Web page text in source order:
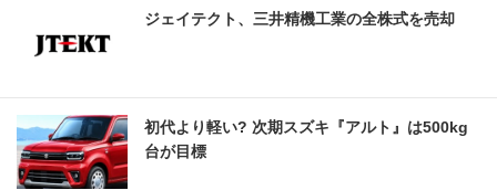
ジェイテクト、三井精機工業の全株式を売却
初代より軽い? 次期スズキ『アルト』は500kg
台が目標